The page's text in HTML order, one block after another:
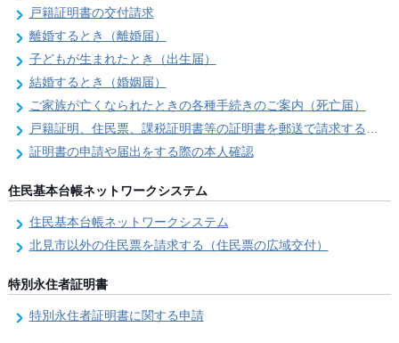
戸籍証明書の交付請求
離婚するとき（離婚届）
子どもが生まれたとき（出生届）
結婚するとき（婚姻届）
ご家族が亡くなられたときの各種手続きのご案内（死亡届）
戸籍証明、住民票、課税証明書等の証明書を郵送で請求する際の本人確認
証明書の申請や届出をする際の本人確認
住民基本台帳ネットワークシステム
住民基本台帳ネットワークシステム
北見市以外の住民票を請求する（住民票の広域交付）
特別永住者証明書
特別永住者証明書に関する申請